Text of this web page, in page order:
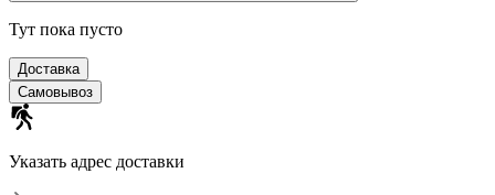
Тут пока пусто
Доставка
Самовывоз
Указать адрес доставки